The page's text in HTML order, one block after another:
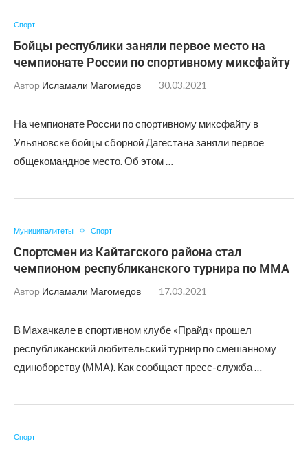
Спорт
Бойцы республики заняли первое место на
чемпионате России по спортивному миксфайту
Автор Исламали Магомедов 30.03.2021
На чемпионате России по спортивному миксфайту в
Ульяновске бойцы сборной Дагестана заняли первое
общекомандное место. Об этом …
Муниципалитеты Спорт
Спортсмен из Кайтагского района стал
чемпионом республиканского турнира по ММА
Автор Исламали Магомедов 17.03.2021
В Махачкале в спортивном клубе «Прайд» прошел
республиканский любительский турнир по смешанному
единоборству (ММА). Как сообщает пресс-служба …
Спорт